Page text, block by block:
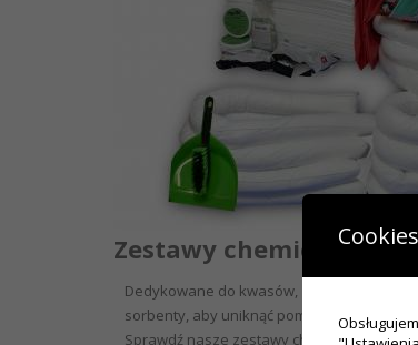
Zestawy chemiczne
Dedykowane do kwasów, zasad i
sorbenty, aby uniknąć pomyłki.
Sprawdź nasze zestawy chemiczne
Cookies